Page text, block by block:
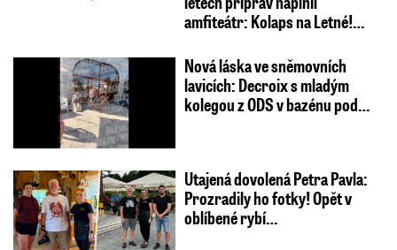
amfiteátr: Kolaps na Letné!…
Nová láska ve sněmovních
lavicích: Decroix s mladým
kolegou z ODS v bazénu pod…
Utajená dovolená Petra Pavla:
Prozradily ho fotky! Opět v
oblíbené rybí…